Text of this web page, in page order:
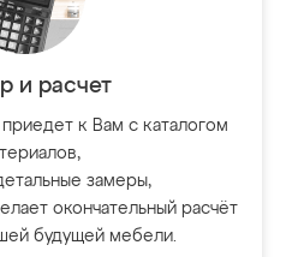
и расчет
к Вам с каталогом
замеры,
окончательный расчёт
будущей мебели.